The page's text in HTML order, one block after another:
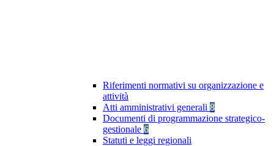
Riferimenti normativi su organizzazione e
attività
Atti amministrativi generali 8
Documenti di programmazione strategico-
gestionale 6
Statuti e leggi regionali